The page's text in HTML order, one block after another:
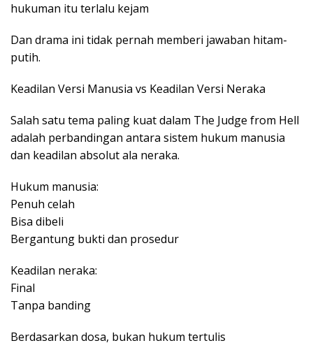
hukuman itu terlalu kejam
Dan drama ini tidak pernah memberi jawaban hitam-
putih.
Keadilan Versi Manusia vs Keadilan Versi Neraka
Salah satu tema paling kuat dalam The Judge from Hell
adalah perbandingan antara sistem hukum manusia
dan keadilan absolut ala neraka.
Hukum manusia:
Penuh celah
Bisa dibeli
Bergantung bukti dan prosedur
Keadilan neraka:
Final
Tanpa banding
Berdasarkan dosa, bukan hukum tertulis